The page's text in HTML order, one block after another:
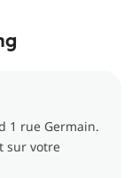
1 rue Germain.
sur votre